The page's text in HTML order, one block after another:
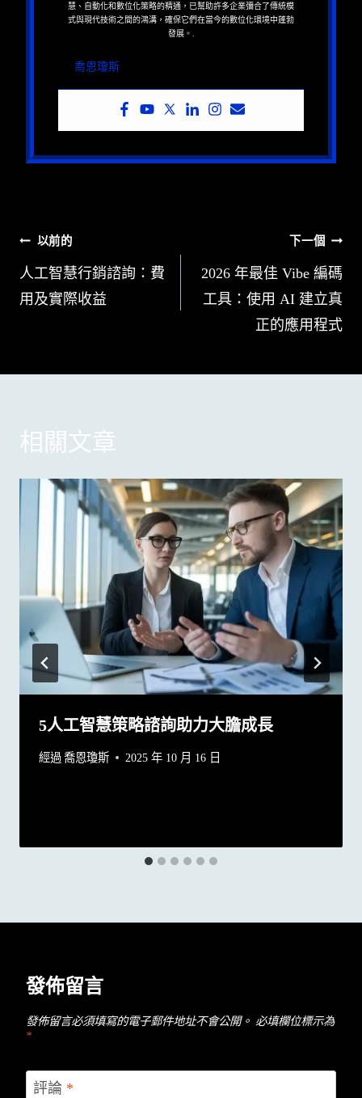
慧、自動化和數位化策略的精通，已幫助許多企業彌合了傳統模
式與現代技術之間的鴻溝，確保它們在當今的數位化環境中蓬勃
發展。.
喬恩瓊斯
文
章
導
以前的
人工智慧行銷諮詢：費
用及實際收益
下一個
2026 年最佳 Vibe 編碼
工具：使用 AI 建立真
正的應用程式
相關文章
5人工智慧策略諮詢助力大膽成長
經過喬恩瓊斯 2025 年 10 月 16 日
發佈留言
發佈留言必須填寫的電子郵件地址不會公開。 必填欄位標示為
*
評論 *